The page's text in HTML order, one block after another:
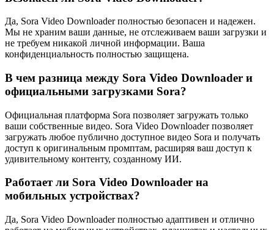
Да, Sora Video Downloader полностью безопасен и надежен.
Мы не храним ваши данные, не отслеживаем ваши загрузки и
не требуем никакой личной информации. Ваша
конфиденциальность полностью защищена.
В чем разница между Sora Video Downloader и
официальными загрузками Sora?
Официальная платформа Sora позволяет загружать только
ваши собственные видео. Sora Video Downloader позволяет
загружать любое публично доступное видео Sora и получать
доступ к оригинальным промптам, расширяя ваш доступ к
удивительному контенту, созданному ИИ.
Работает ли Sora Video Downloader на
мобильных устройствах?
Да, Sora Video Downloader полностью адаптивен и отлично